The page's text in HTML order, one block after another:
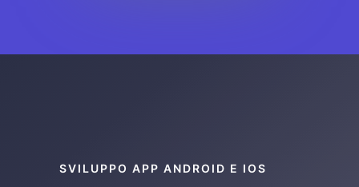
SVILUPPO APP ANDROID E IOS